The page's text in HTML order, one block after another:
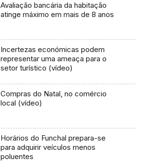
Avaliação bancária da habitação
atinge máximo em mais de 8 anos
Incertezas económicas podem
representar uma ameaça para o
setor turístico (vídeo)
Compras do Natal, no comércio
local (vídeo)
Horários do Funchal prepara-se
para adquirir veículos menos
poluentes